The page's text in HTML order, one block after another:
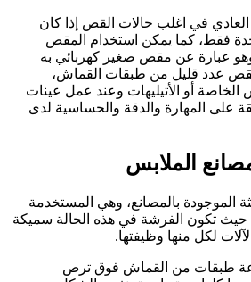
في اغلب حالات القص إذا كان
فقط، كما يمكن استخدام المقص
وهو عبارة عن مقص صغير كهربائي به
عدد قليل من طبقات القماش،
أو الأتيليهات وعند عمل عينات
على المهارة والدقة والحساسية لدى
الملابس
الموجودة بالمصانع، وهي المستخدمة
حيث تكون الفرشة في هذه الحالة سميكة
لكل منها وظيفتها.
طبقات من القماش فوق ترص